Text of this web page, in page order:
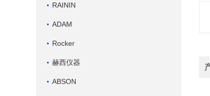
RAININ
ADAM
Rocker
赫西仪器
ABSON